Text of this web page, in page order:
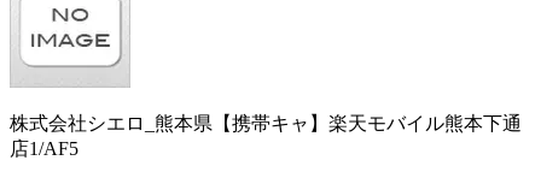
株式会社シエロ_熊本県【携帯キャ】楽天モバイル熊本下通
店1/AF5